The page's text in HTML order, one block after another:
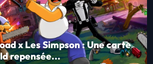
x Les Simpson : Une carte
repensée...